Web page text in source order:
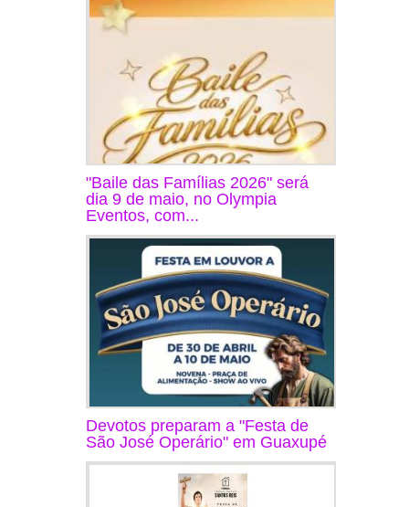
"Baile das Famílias 2026" será
dia 9 de maio, no Olympia
Eventos, com...
Devotos preparam a "Festa de
São José Operário" em Guaxupé